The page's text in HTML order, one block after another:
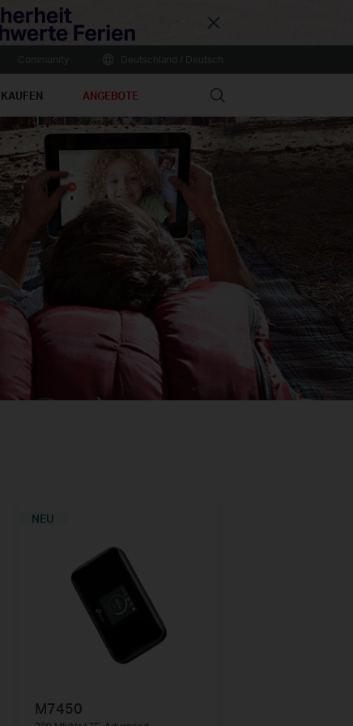
Close
KAUFEN ANGEBOTE Search
Online
NEU
M7450